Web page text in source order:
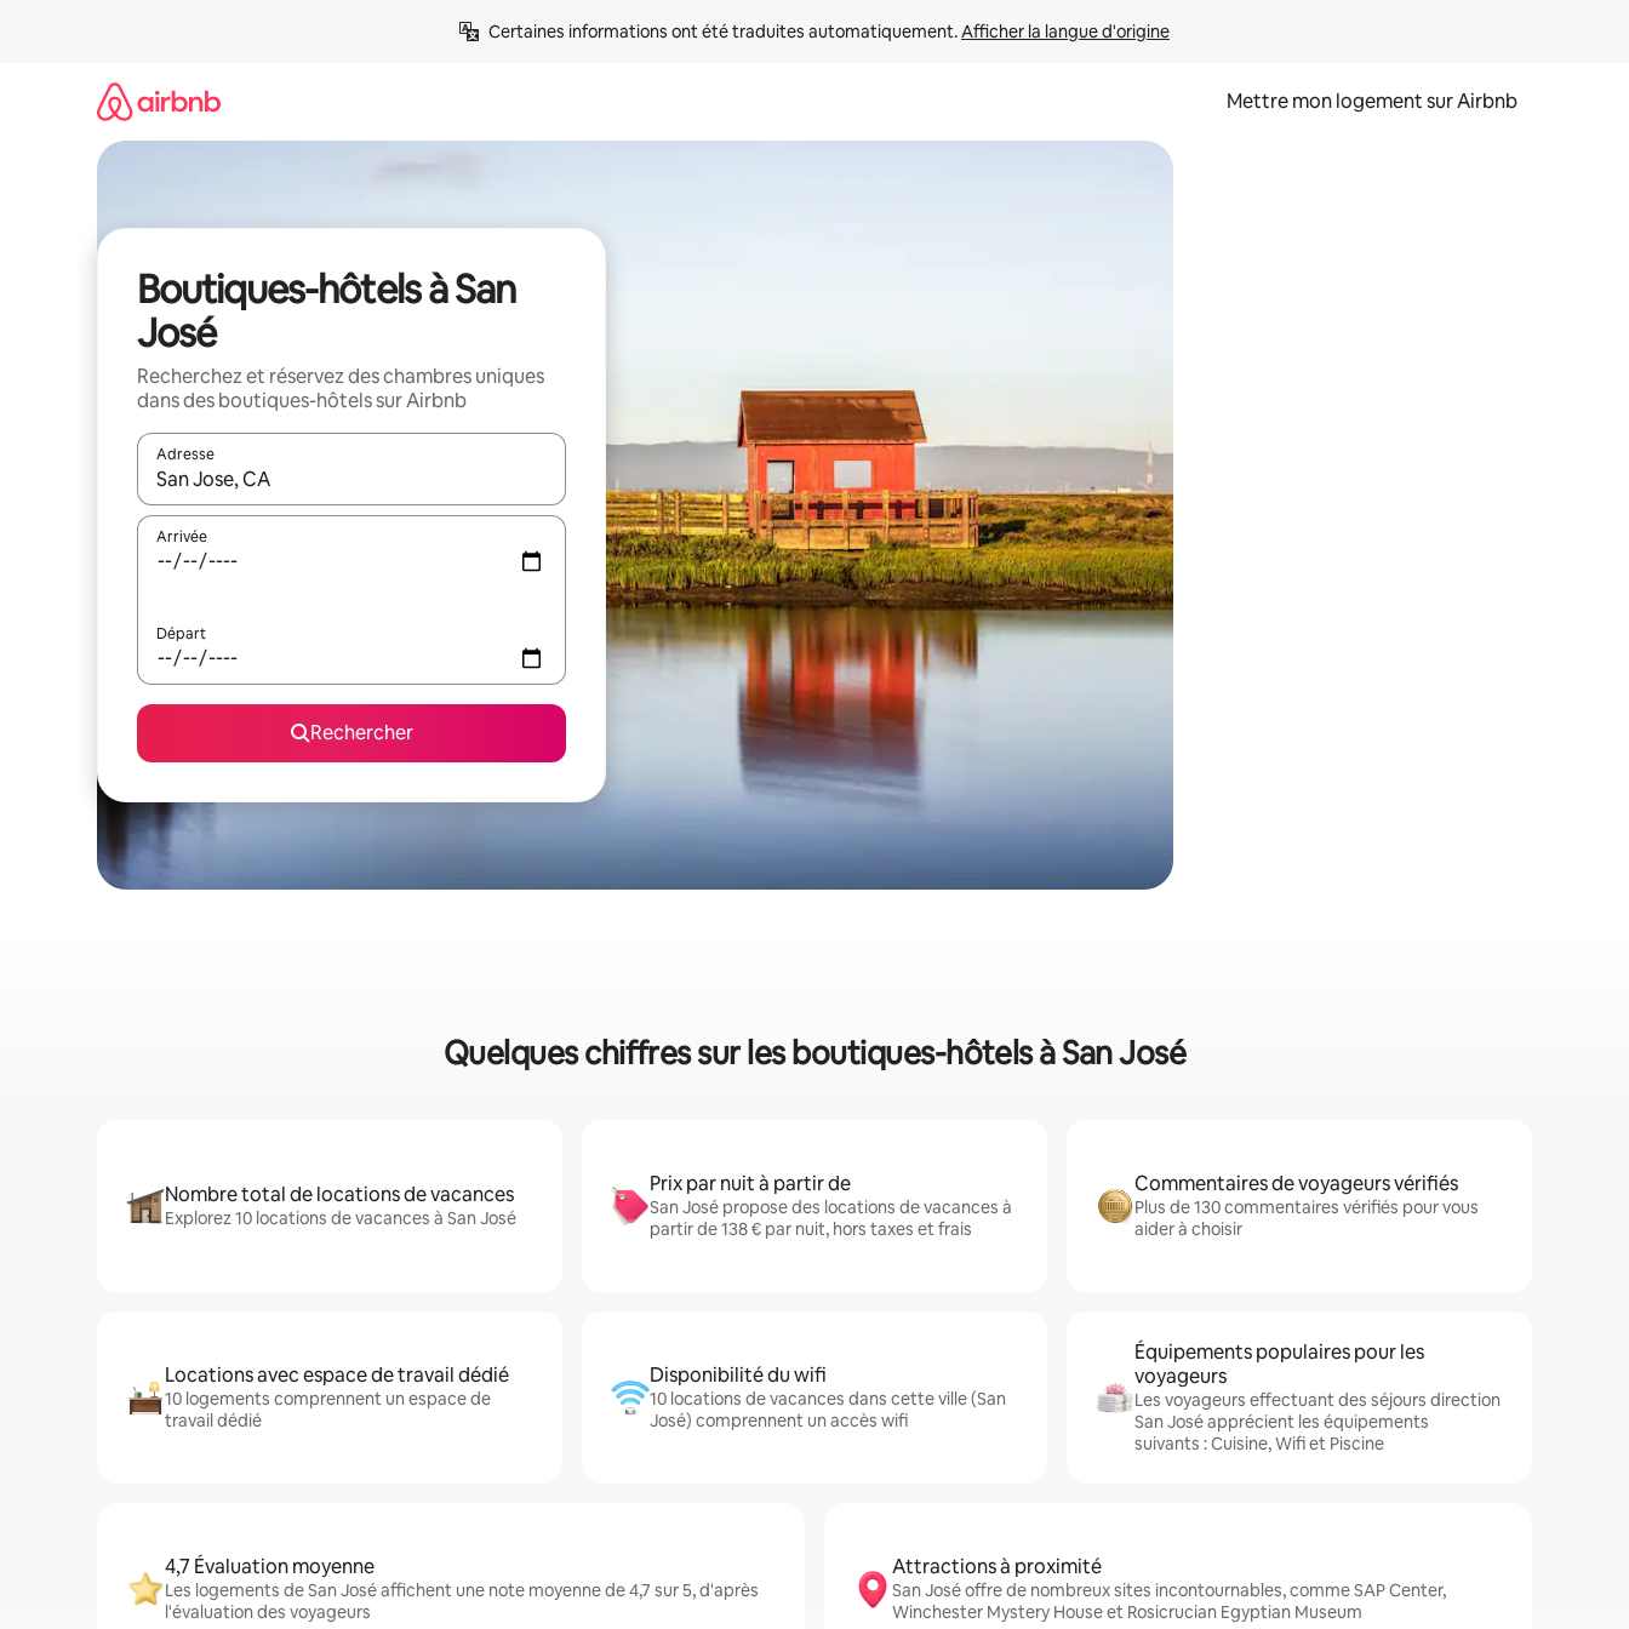
Certaines informations ont été traduites automatiquement. Afficher la langue d'origine
Mettre mon logement sur Airbnb
Boutiques-hôtels à San
José
Recherchez et réservez des chambres uniques
dans des boutiques-hôtels sur Airbnb
Adresse
Lorsque les résultats s'affichent, utilisez les flèches vers le haut et vers le bas pour les parcourir ou en appuyant et en faisant glisser.
Arrivée
Départ
Rechercher
Quelques chiffres sur les boutiques-hôtels à San José
Nombre total de locations de vacances
Explorez 10 locations de vacances à San José
Prix par nuit à partir de
San José propose des locations de vacances à
partir de 138 € par nuit, hors taxes et frais
Commentaires de voyageurs vérifiés
Plus de 130 commentaires vérifiés pour vous
aider à choisir
Locations avec espace de travail dédié
10 logements comprennent un espace de
travail dédié
Disponibilité du wifi
10 locations de vacances dans cette ville (San
José) comprennent un accès wifi
Équipements populaires pour les
voyageurs
Les voyageurs effectuant des séjours direction
San José apprécient les équipements
suivants : Cuisine, Wifi et Piscine
4,7 Évaluation moyenne
Les logements de San José affichent une note moyenne de 4,7 sur 5, d'après
l'évaluation des voyageurs
Attractions à proximité
San José offre de nombreux sites incontournables, comme SAP Center,
Winchester Mystery House et Rosicrucian Egyptian Museum